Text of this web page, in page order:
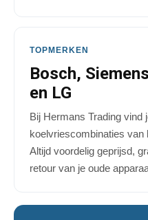
TOPMERKEN
Bosch,
en LG
Bij Hermans Trading vind
koelvriescombinaties van
Altijd voordelig geprijsd,
retour van je oude